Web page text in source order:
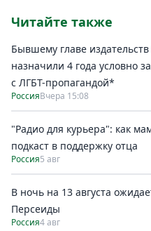
Читайте также
Бывшему главе
назначили 4 года условно
с ЛГБТ-пропагандой*
РоссияВчера 15:08
"Радио для курьера": как
подкаст в поддержку отца
Россия5 авг
В ночь на 13 августа
Персеиды
Россия4 авг